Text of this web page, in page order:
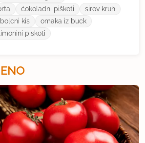
ćokoladni piškoti
sirov kruh
kis
omaka iz buck
piskoti